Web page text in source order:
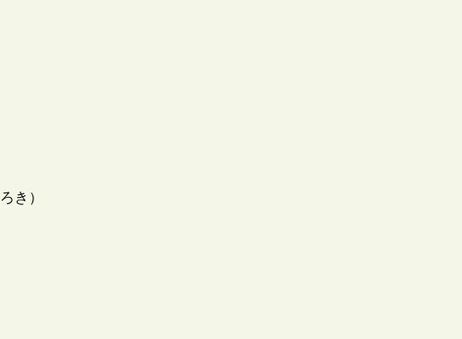
き）